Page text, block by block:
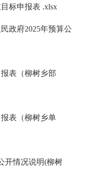
标申报表 .xlsx
政府2025年预算公
表（柳树乡部
表（柳树乡单
开情况说明(柳树